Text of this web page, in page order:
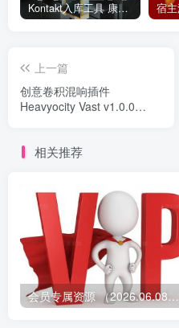
Kontakt入库工具 康泰克入库教程
上一篇
创意卷积混响插件
Heavyocity Vast v1.0.0
相关推荐
会员专属资源 （2026.06.08更新）